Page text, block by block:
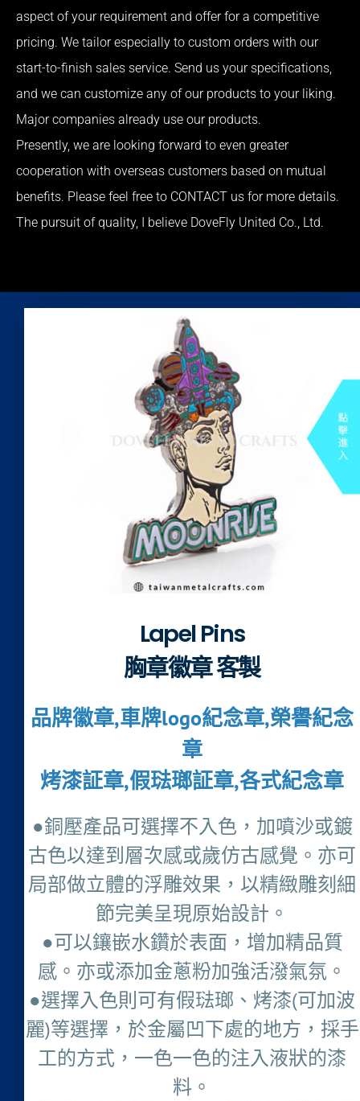
aspect of your requirement and offer for a competitive
pricing. We tailor especially to custom orders with our
start-to-finish sales service. Send us your specifications,
and we can customize any of our products to your liking.
Major companies already use our products.
Presently, we are looking forward to even greater
cooperation with overseas customers based on mutual
benefits. Please feel free to CONTACT us for more details.
The pursuit of quality, I believe DoveFly United Co., Ltd.
Lapel Pins
胸章徽章 客製
品牌徽章,車牌logo紀念章,榮譽紀念
章
烤漆証章,假琺瑯証章,各式紀念章
●銅壓產品可選擇不入色，加噴沙或鍍
古色以達到層次感或歲仿古感覺。亦可
局部做立體的浮雕效果，以精緻雕刻細
節完美呈現原始設計。
●可以鑲嵌水鑽於表面，增加精品質
感。亦或添加金蔥粉加強活潑氣氛。
●選擇入色則可有假琺瑯、烤漆(可加波
麗)等選擇，於金屬凹下處的地方，採手
工的方式，一色一色的注入液狀的漆
料。